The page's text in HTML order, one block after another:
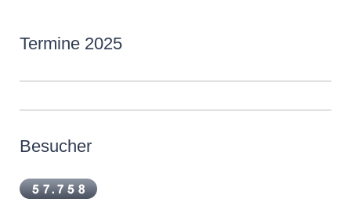
Termine 2025
Besucher